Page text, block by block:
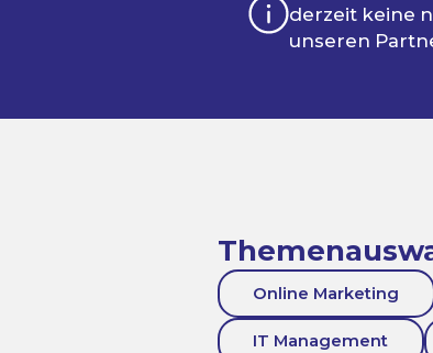
derzeit keine
unseren
Online Marketing
IT Management